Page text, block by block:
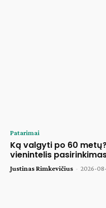
Patarimai
Ką valgyti po 60
vienintelis
Justinas Rimkevičius - 2026-